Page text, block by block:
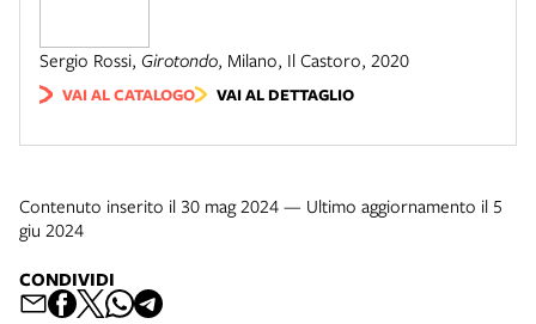
Sergio Rossi, Girotondo, Milano, Il Castoro, 2020
VAI AL CATALOGO VAI AL DETTAGLIO
Contenuto inserito il 30 mag 2024 — Ultimo aggiornamento il 5
giu 2024
CONDIVIDI